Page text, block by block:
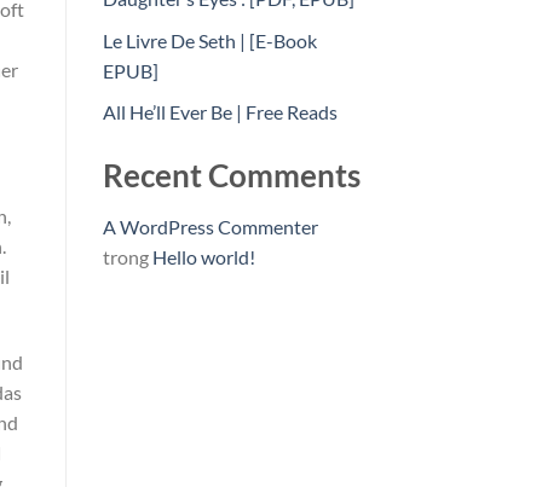
Le Livre De Seth | [E-Book
EPUB]
All He’ll Ever Be | Free Reads
Recent Comments
A WordPress Commenter
trong Hello world!